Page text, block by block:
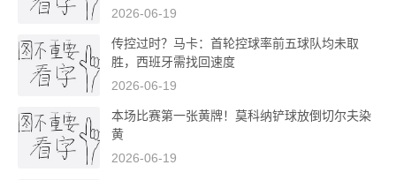
2026-06-19
传控过时？马卡：首轮控球率前五球队均未取
胜，西班牙需找回速度
2026-06-19
本场比赛第一张黄牌！莫科纳铲球放倒切尔夫染
黄
2026-06-19